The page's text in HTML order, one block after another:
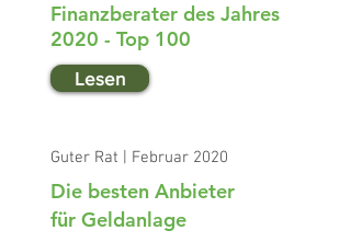
Finanzberater des Jahres
2020 - Top 100
Lesen
Guter Rat | Februar 2020
Die besten Anbieter
für Geldanlage